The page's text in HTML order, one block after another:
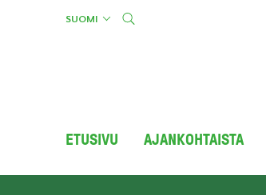
SUOMI
ETUSIVU AJANKOHTAISTA